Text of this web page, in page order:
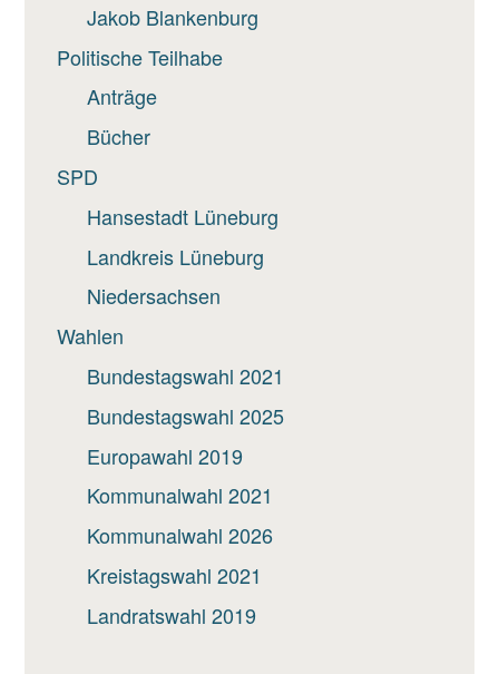
Jakob Blankenburg
Politische Teilhabe
Anträge
Bücher
SPD
Hansestadt Lüneburg
Landkreis Lüneburg
Niedersachsen
Wahlen
Bundestagswahl 2021
Bundestagswahl 2025
Europawahl 2019
Kommunalwahl 2021
Kommunalwahl 2026
Kreistagswahl 2021
Landratswahl 2019